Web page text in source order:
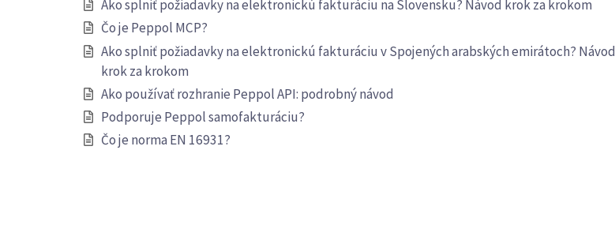
Ako splniť požiadavky na elektronickú fakturáciu na Slovensku? Návod krok za krokom
Čo je Peppol MCP?
Ako splniť požiadavky na elektronickú fakturáciu v Spojených arabských emirátoch? Návod
krok za krokom
Ako používať rozhranie Peppol API: podrobný návod
Podporuje Peppol samofakturáciu?
Čo je norma EN 16931?